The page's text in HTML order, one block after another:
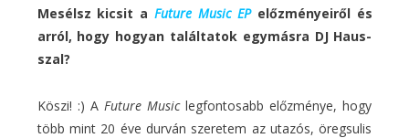
Mesélsz kicsit aFuture Music EPelőzményeiről és
arról, hogy hogyan találtatok egymásra DJ Haus-
szal?
Köszi! :) A Future Musiclegfontosabb előzménye, hogy
több mint 20 éve durván szeretem az utazós, öregsulis